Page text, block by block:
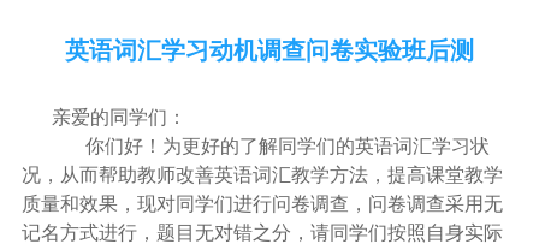
英语词汇学习动机调查问卷实验班后测
亲爱的同学们：
你们好！为更好的了解同学们的英语词汇学习状
况，从而帮助教师改善英语词汇教学方法，提高课堂教学
质量和效果，现对同学们进行问卷调查，问卷调查采用无
记名方式进行，题目无对错之分，请同学们按照自身实际